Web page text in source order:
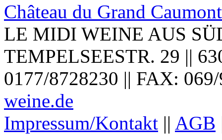
Château du Grand
LE MIDI WEINE AUS
TEMPELSEESTR. 29 ||
0177/8728230 || FAX:
weine.de
Impressum/Kontakt || AGB